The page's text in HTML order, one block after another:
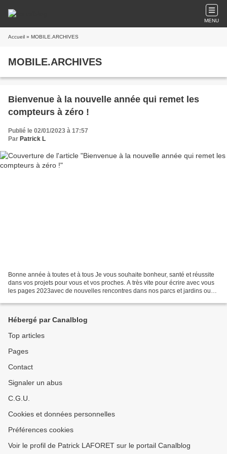
MENU
Accueil » MOBILE.ARCHIVES
MOBILE.ARCHIVES
Bienvenue à la nouvelle année qui remet les
compteurs à zéro !
Publié le 02/01/2023 à 17:57
Par Patrick L
Bonne année à toutes et à tous Je vous souhaite bonheur, santé et réussite
dans vos projets pour vous et vos proches. A très vite pour écrire avec vous
les pages 2023avec de nouvelles rencontres dans nos parcs et jardins ou
Hébergé par Canalblog
Top articles
Pages
Contact
Signaler un abus
C.G.U.
Cookies et données personnelles
Préférences cookies
Voir le profil de Patrick LAFORET sur le portail Canalblog